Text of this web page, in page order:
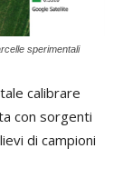
sperimentali
calibrare
con sorgenti
di campioni